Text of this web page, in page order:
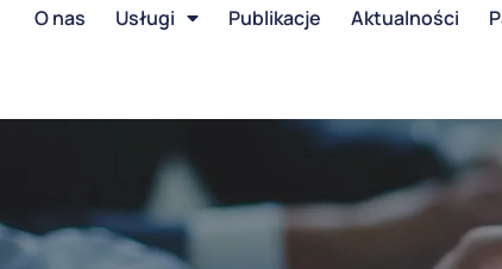
O nas Usługi Publikacje Aktualności